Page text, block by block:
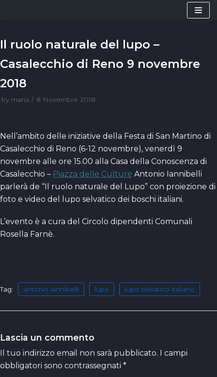
Il ruolo naturale del lupo –
Casalecchio di Reno 9 novembre
2018
by maria 8 Novembre 2018
Nell’ambito delle iniziative della Festa di San Martino di
Casalecchio di Reno (6-12 novembre), venerdì 9
novembre alle ore 15.00 alla Casa della Conoscenza di
Casalecchio – Piazza delle Culture Antonio Iannibelli
parlerà de “Il ruolo naturale del Lupo” con proiezione di
foto e video del lupo selvatico dei boschi italiani.
L’evento è a cura del Circolo dipendenti Comunali
Rosella Farnè.
Tag: antonio iannibelli lupo lupo selvatico italiano
Lascia un commento
Il tuo indirizzo email non sarà pubblicato. I campi
obbligatori sono contrassegnati *